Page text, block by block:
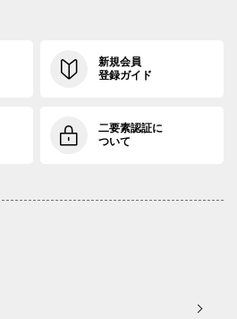
新規会員
登録ガイド
二要素認証に
ついて